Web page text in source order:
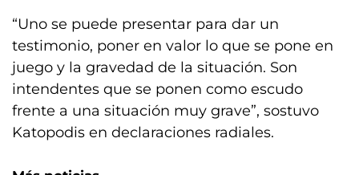
“Uno se puede presentar para dar un
testimonio, poner en valor lo que se pone en
juego y la gravedad de la situación. Son
intendentes que se ponen como escudo
frente a una situación muy grave”, sostuvo
Katopodis en declaraciones radiales.